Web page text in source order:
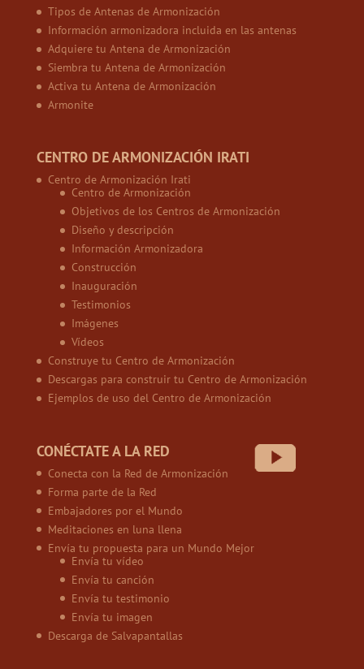
Tipos de Antenas de Armonización
Información armonizadora incluida en las antenas
Adquiere tu Antena de Armonización
Siembra tu Antena de Armonización
Activa tu Antena de Armonización
Armonite
CENTRO DE ARMONIZACIÓN IRATI
Centro de Armonización Irati
Centro de Armonización
Objetivos de los Centros de Armonización
Diseño y descripción
Información Armonizadora
Construcción
Inauguración
Testimonios
Imágenes
Vídeos
Construye tu Centro de Armonización
Descargas para construir tu Centro de Armonización
Ejemplos de uso del Centro de Armonización
CONÉCTATE A LA RED
Conecta con la Red de Armonización
Forma parte de la Red
Embajadores por el Mundo
Meditaciones en luna llena
Envía tu propuesta para un Mundo Mejor
Envía tu vídeo
Envía tu canción
Envía tu testimonio
Envía tu imagen
Descarga de Salvapantallas